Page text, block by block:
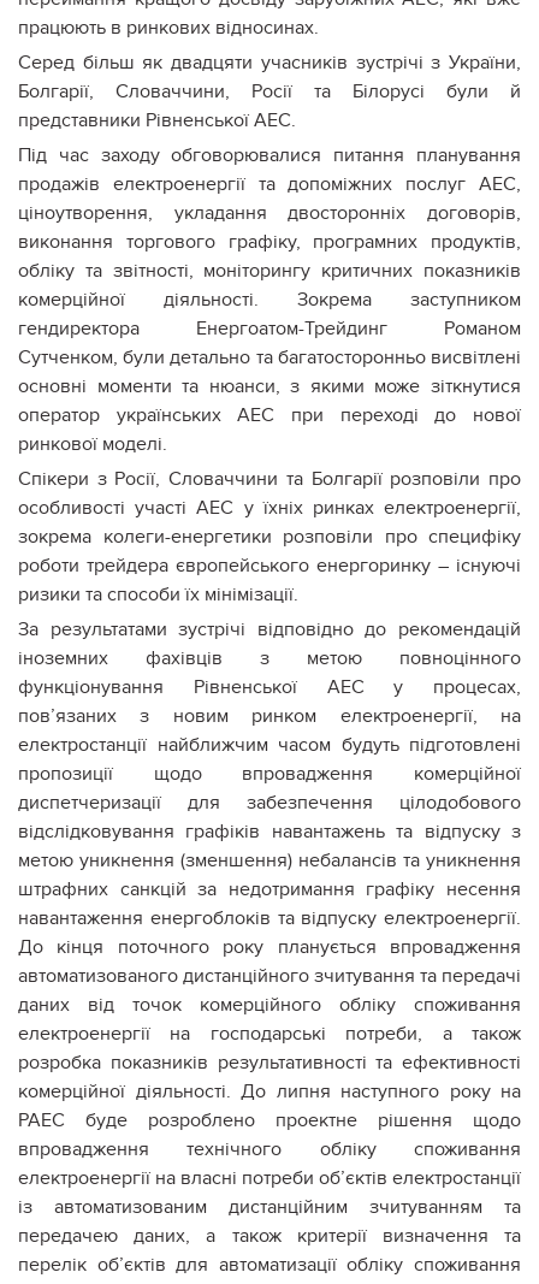
працюють в ринкових відносинах.
Серед більш як двадцяти учасників зустрічі з України,
Болгарії, Словаччини, Росії та Білорусі були й
представники Рівненської АЕС.
Під час заходу обговорювалися питання планування
продажів електроенергії та допоміжних послуг АЕС,
ціноутворення, укладання двосторонніх договорів,
виконання торгового графіку, програмних продуктів,
обліку та звітності, моніторингу критичних показників
комерційної діяльності. Зокрема заступником
гендиректора Енергоатом-Трейдинг Романом
Сутченком, були детально та багатосторонньо висвітлені
основні моменти та нюанси, з якими може зіткнутися
оператор українських АЕС при переході до нової
ринкової моделі.
Спікери з Росії, Словаччини та Болгарії розповіли про
особливості участі АЕС у їхніх ринках електроенергії,
зокрема колеги-енергетики розповіли про специфіку
роботи трейдера європейського енергоринку – існуючі
ризики та способи їх мінімізації.
За результатами зустрічі відповідно до рекомендацій
іноземних фахівців з метою повноцінного
функціонування Рівненської АЕС у процесах,
пов’язаних з новим ринком електроенергії, на
електростанції найближчим часом будуть підготовлені
пропозиції щодо впровадження комерційної
диспетчеризації для забезпечення цілодобового
відслідковування графіків навантажень та відпуску з
метою уникнення (зменшення) небалансів та уникнення
штрафних санкцій за недотримання графіку несення
навантаження енергоблоків та відпуску електроенергії.
До кінця поточного року планується впровадження
автоматизованого дистанційного зчитування та передачі
даних від точок комерційного обліку споживання
електроенергії на господарські потреби, а також
розробка показників результативності та ефективності
комерційної діяльності. До липня наступного року на
РАЕС буде розроблено проектне рішення щодо
впровадження технічного обліку споживання
електроенергії на власні потреби об’єктів електростанції
із автоматизованим дистанційним зчитуванням та
передачею даних, а також критерії визначення та
перелік об’єктів для автоматизації обліку споживання